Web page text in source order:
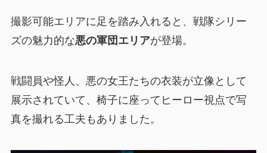
撮影可能エリアに足を踏み入れると、戦隊シリー
ズの魅力的な悪の軍団エリアが登場。
戦闘員や怪人、悪の女王たちの衣装が立像として
展示されていて、椅子に座ってヒーロー視点で写
真を撮れる工夫もありました。